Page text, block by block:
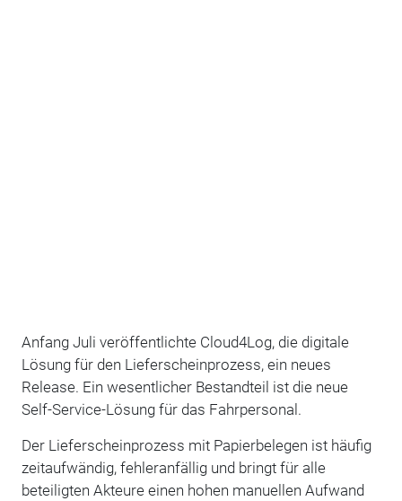
Anfang Juli veröffentlichte Cloud4Log, die digitale
Lösung für den Lieferscheinprozess, ein neues
Release. Ein wesentlicher Bestandteil ist die neue
Self-Service-Lösung für das Fahrpersonal.
Der Lieferscheinprozess mit Papierbelegen ist häufig
zeitaufwändig, fehleranfällig und bringt für alle
beteiligten Akteure einen hohen manuellen Aufwand